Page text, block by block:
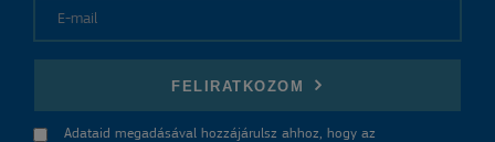
FELIRATKOZOM
Adataid megadásával hozzájárulsz ahhoz, hogy az